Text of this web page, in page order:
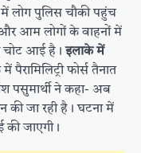
लोग पुलिस चौकी पहुंच
और आम लोगों के वाहनों में
चोट आई है।इलाके में
फोर्स तैनात
पसुमार्थी ने कहा- अब
की जा रही है। घटना में
की जाएगी।